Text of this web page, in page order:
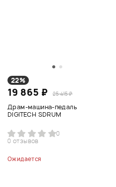
22%
19 865 ₽ 25 415 ₽
Драм-машина-педаль
DIGITECH SDRUM
0
0 отзывов
Ожидается